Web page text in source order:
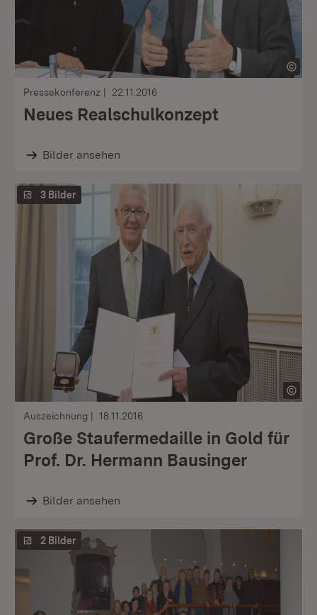
Pressekonferenz 22.11.2016
Neues Realschulkonzept
Bilder ansehen
3 Bilder
Auszeichnung 18.11.2016
Große Staufermedaille in Gold für
Prof. Dr. Hermann Bausinger
Bilder ansehen
2 Bilder